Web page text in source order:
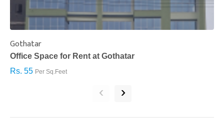
Gothatar
Office Space for Rent at Gothatar
Rs. 55 Per Sq.Feet
‹ ›